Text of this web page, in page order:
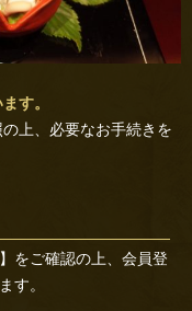
す。
上、必要なお手続きを
をご確認の上、会員登
す。